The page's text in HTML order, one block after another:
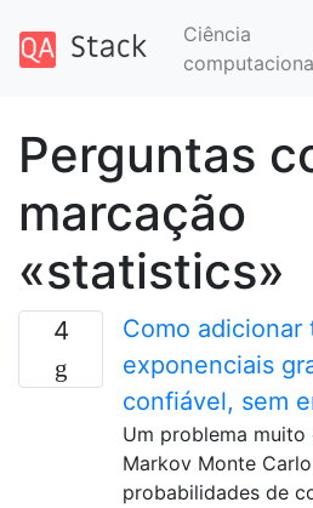
Ciência
Perguntas
marcação
«statistics»
4
Como adicionar
exponenciais
confiável, sem
Um problema
Markov Monte
probabilidades de